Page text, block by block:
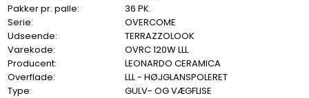
Pakker pr. palle:
36 PK.
Serie:
OVERCOME
Udseende:
TERRAZZOLOOK
Varekode:
OVRC 120W LLL
Producent:
LEONARDO CERAMICA
Overflade:
LLL - HØJGLANSPOLERET
Type:
GULV- OG VÆGFLISE